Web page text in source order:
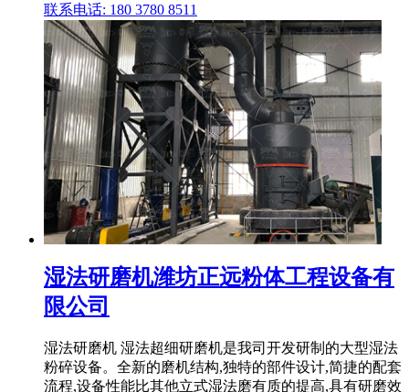
联系电话: 180 3780 8511
湿法研磨机潍坊正远粉体工程设备有
限公司
湿法研磨机 湿法超细研磨机是我司开发研制的大型湿法
粉碎设备。全新的磨机结构,独特的部件设计,简捷的配套
流程,设备性能比其他立式湿法磨有质的提高,具有研磨效